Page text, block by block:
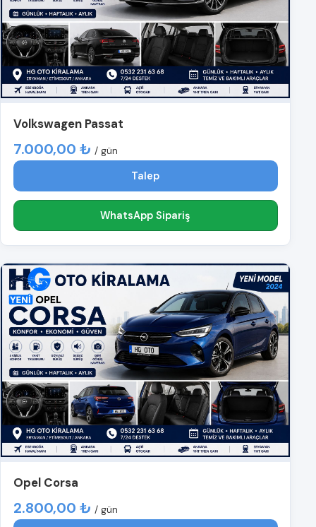
Volkswagen Passat
7.000,00 ₺ / gün
Talep
WhatsApp Sipariş
Opel Corsa
2.800,00 ₺ / gün